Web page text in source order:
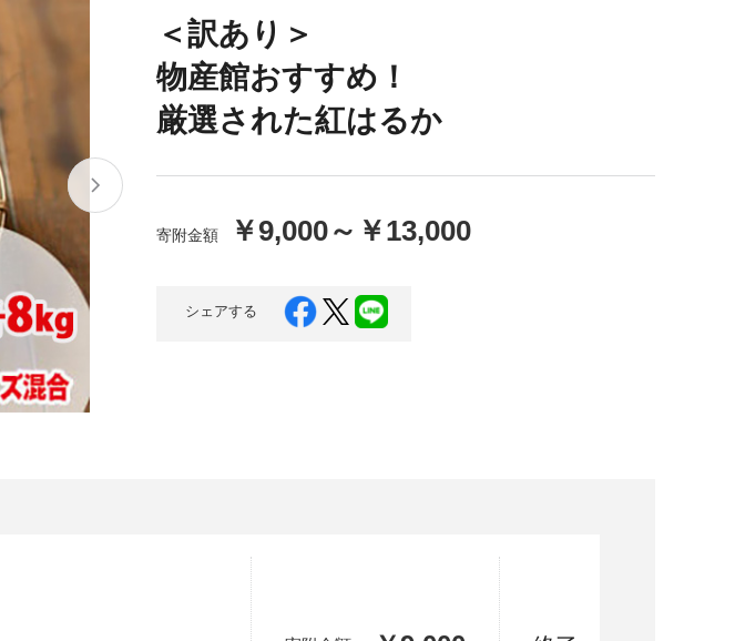
酒
家電・AV機器
雑貨・日用品
ファッション
\100,001～200,000 \200,001～500,000
\5,000,001～10,000,000 \10,000,001～
袋井市
春日井市 名古屋市
南伊勢町
岡山県 笠岡市
島根県 海士町
高知県 芸西村
福岡県 大川市
沖縄県
＜訳あり＞
物産館おすすめ！
厳選された紅はるか
寄附金額 ￥9,000～ ￥13,000
シェアする